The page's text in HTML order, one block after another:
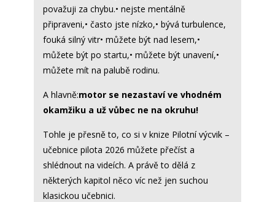
považuji za chybu.• nejste mentálně
připraveni,• často jste nízko,• bývá turbulence,
fouká silný vitr• můžete být nad lesem,•
můžete být po startu,• můžete být unavení,•
můžete mít na palubě rodinu.
A hlavně:motor se nezastaví ve vhodném
okamžiku a už vůbec ne na okruhu!
Tohle je přesně to, co si v knize Pilotní výcvik –
učebnice pilota 2026 můžete přečíst a
shlédnout na videích. A právě to dělá z
některých kapitol něco víc než jen suchou
klasickou učebnici.